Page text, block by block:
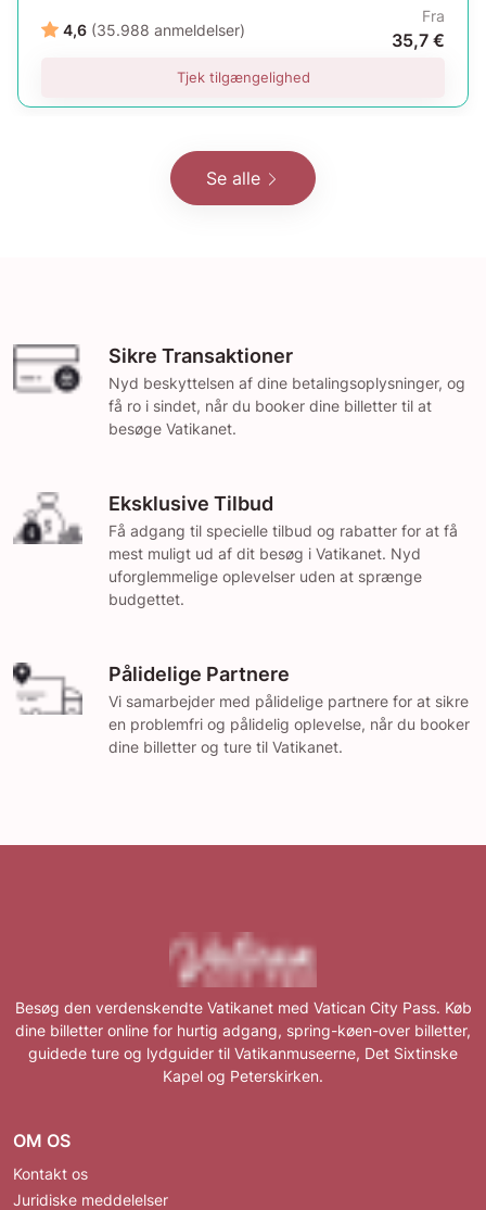
4,6 (35.988 anmeldelser)
Fra
35,7 €
Tjek tilgængelighed
Se alle
Sikre Transaktioner
Nyd beskyttelsen af dine betalingsoplysninger, og
få ro i sindet, når du booker dine billetter til at
besøge Vatikanet.
Eksklusive Tilbud
Få adgang til specielle tilbud og rabatter for at få
mest muligt ud af dit besøg i Vatikanet. Nyd
uforglemmelige oplevelser uden at sprænge
budgettet.
Pålidelige Partnere
Vi samarbejder med pålidelige partnere for at sikre
en problemfri og pålidelig oplevelse, når du booker
dine billetter og ture til Vatikanet.
Besøg den verdenskendte Vatikanet med Vatican City Pass. Køb
dine billetter online for hurtig adgang, spring-køen-over billetter,
guidede ture og lydguider til Vatikanmuseerne, Det Sixtinske
Kapel og Peterskirken.
OM OS
Kontakt os
Juridiske meddelelser